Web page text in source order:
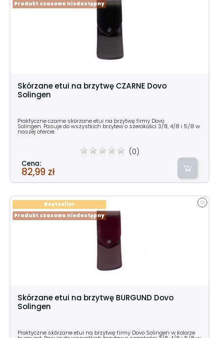
Skórzane etui na brzytwę CZARNE Dovo
Solingen
Praktyczne czarne skórzane etui na brzytwę firmy Dovo
Solingen. Pasuje do wszystkich brzytew o szerokości 3/8, 4/8 i 5/8 w
naszej ofercie.
(0)
Cena:
82,99 zł
Produkt czasowo niedostępny
Skórzane etui na brzytwę BURGUND Dovo
Solingen
Praktyczne skórzane etui na brzytwę firmy Dovo Solingen w kolorze
Produkt czasowo niedostępny
Bestseller